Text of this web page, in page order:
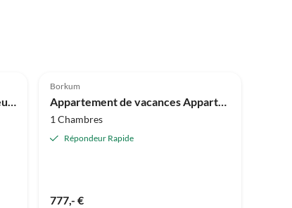
Appartement de vacances Bonheur Solaire 2
Borkum
Appartement de vacances Appartement d'Eveline
1 Chambres
Répondeur Rapide
777,- €